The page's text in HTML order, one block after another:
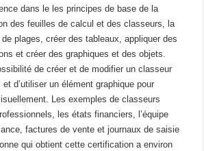
dans le les principes de base de la
des feuilles de calcul et des classeurs, la
plages, créer des tableaux, appliquer des
et créer des graphiques et des objets.
de créer et de modifier un classeur
d’utiliser un élément graphique pour
Les exemples de classeurs
les états financiers, l’équipe
factures de vente et journaux de saisie
qui obtient cette certification a environ